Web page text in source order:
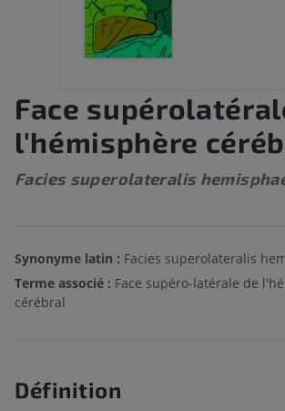
Face
l'hémisphère
Facies superolateralis
Synonyme latin : Facies superolateralis
Terme associé : Face supéro-latérale de
cérébral
Définition